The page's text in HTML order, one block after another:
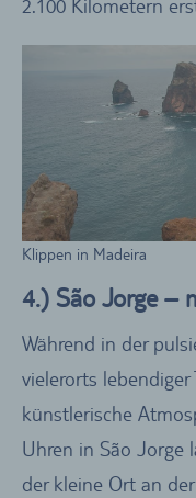
2.100 Kilometern
Klippen in Madeira
4.) São Jorge –
Während in der
vielerorts
künstlerische
Uhren in São Jorge
der kleine Ort an